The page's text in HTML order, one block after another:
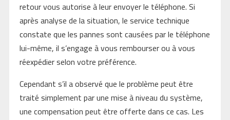
retour vous autorise à leur envoyer le téléphone. Si
après analyse de la situation, le service technique
constate que les pannes sont causées par le téléphone
lui-même, il s’engage à vous rembourser ou à vous
réexpédier selon votre préférence.
Cependant s’il a observé que le problème peut être
traité simplement par une mise à niveau du système,
une compensation peut être offerte dans ce cas. Les